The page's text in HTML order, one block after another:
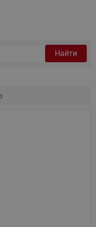
Найти